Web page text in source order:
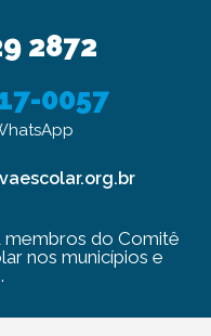
2872
0057
do Comitê
nos municípios e